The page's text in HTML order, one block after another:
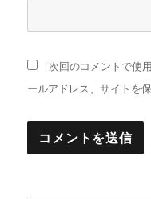
次回のコメントで使
ールアドレス、サイトを保